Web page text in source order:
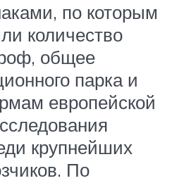
по которым
количество
общее
парка и
европейской
крупнейших
По